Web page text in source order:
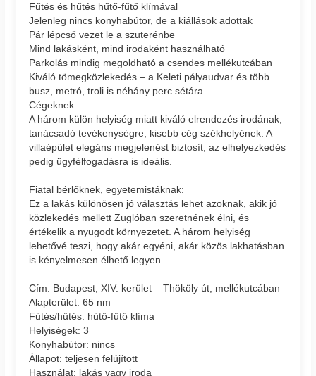
Fűtés és hűtés hűtő-fűtő klímával
Jelenleg nincs konyhabútor, de a kiállások adottak
Pár lépcső vezet le a szuterénbe
Mind lakásként, mind irodaként használható
Parkolás mindig megoldható a csendes mellékutcában
Kiváló tömegközlekedés – a Keleti pályaudvar és több
busz, metró, troli is néhány perc sétára
Cégeknek:
A három külön helyiség miatt kiváló elrendezés irodának,
tanácsadó tevékenységre, kisebb cég székhelyének. A
villaépület elegáns megjelenést biztosít, az elhelyezkedés
pedig ügyfélfogadásra is ideális.
Fiatal bérlőknek, egyetemistáknak:
Ez a lakás különösen jó választás lehet azoknak, akik jó
közlekedés mellett Zuglóban szeretnének élni, és
értékelik a nyugodt környezetet. A három helyiség
lehetővé teszi, hogy akár egyéni, akár közös lakhatásban
is kényelmesen élhető legyen.
Cím: Budapest, XIV. kerület – Thököly út, mellékutcában
Alapterület: 65 nm
Fűtés/hűtés: hűtő-fűtő klíma
Helyiségek: 3
Konyhabútor: nincs
Állapot: teljesen felújított
Használat: lakás vagy iroda